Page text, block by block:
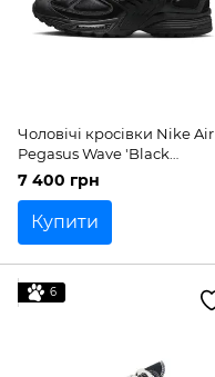
Чоловічі кросівки Nike Air
Pegasus Wave 'Black
Anthracite'| IB0612-001
7 400 грн
Купити
6